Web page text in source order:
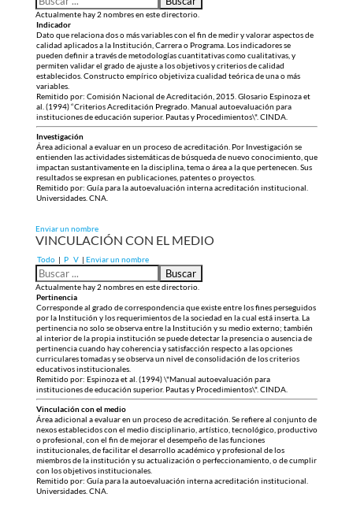
Actualmente hay 2 nombres en este directorio.
Indicador
Dato que relaciona dos o más variables con el fin de medir y valorar aspectos de
calidad aplicados a la Institución, Carrera o Programa. Los indicadores se
pueden definir a través de metodologías cuantitativas como cualitativas, y
permiten validar el grado de ajuste a los objetivos y criterios de calidad
establecidos. Constructo empírico objetiviza cualidad teórica de una o más
variables.
Remitido por: Comisión Nacional de Acreditación, 2015. Glosario Espinoza et
al. (1994) “Criterios Acreditación Pregrado. Manual autoevaluación para
instituciones de educación superior. Pautas y Procedimientos\". CINDA.
Investigación
Área adicional a evaluar en un proceso de acreditación. Por Investigación se
entienden las actividades sistemáticas de búsqueda de nuevo conocimiento, que
impactan sustantivamente en la disciplina, tema o área a la que pertenecen. Sus
resultados se expresan en publicaciones, patentes o proyectos.
Remitido por: Guía para la autoevaluación interna acreditación institucional.
Universidades. CNA.
Enviar un nombre
VINCULACIÓN CON EL MEDIO
Todo | P V | Enviar un nombre
Actualmente hay 2 nombres en este directorio.
Pertinencia
Corresponde al grado de correspondencia que existe entre los fines perseguidos
por la Institución y los requerimientos de la sociedad en la cual está inserta. La
pertinencia no solo se observa entre la Institución y su medio externo; también
al interior de la propia institución se puede detectar la presencia o ausencia de
pertinencia cuando hay coherencia y satisfacción respecto a las opciones
curriculares tomadas y se observa un nivel de consolidación de los criterios
educativos institucionales.
Remitido por: Espinoza et al. (1994) \"Manual autoevaluación para
instituciones de educación superior. Pautas y Procedimientos\". CINDA.
Vinculación con el medio
Área adicional a evaluar en un proceso de acreditación. Se refiere al conjunto de
nexos establecidos con el medio disciplinario, artístico, tecnológico, productivo
o profesional, con el fin de mejorar el desempeño de las funciones
institucionales, de facilitar el desarrollo académico y profesional de los
miembros de la institución y su actualización o perfeccionamiento, o de cumplir
con los objetivos institucionales.
Remitido por: Guía para la autoevaluación interna acreditación institucional.
Universidades. CNA.